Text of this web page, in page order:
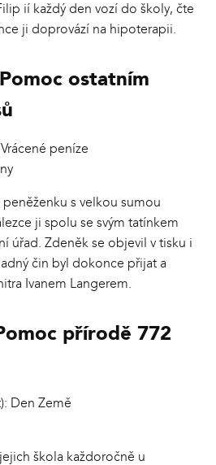
ií každý den vozí do školy, čte
ji doprovází na hipoterapii.
ostatním
peníze
s velkou sumou
ji spolu se svým tatínkem
úřad. Zdeněk se objevil v tisku i
čin byl dokonce přijat a
Ivanem Langerem.
přírodě 772
Den Země
škola každoročně u